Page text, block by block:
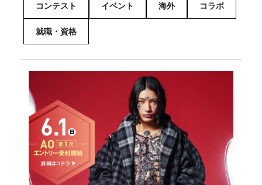
コンテスト イベント 海外 コラボ
就職・資格